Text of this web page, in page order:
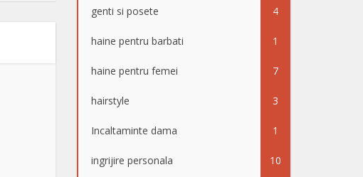
genti si posete 4
haine pentru barbati 1
haine pentru femei 7
hairstyle 3
Incaltaminte dama 1
ingrijire personala 10